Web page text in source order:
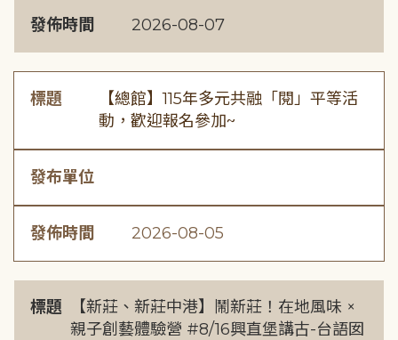
發佈時間 2026-08-07
標題
【總館】115年多元共融「閱」平等活
動，歡迎報名參加~
發布單位
發佈時間 2026-08-05
標題
【新莊、新莊中港】鬧新莊！在地風味 ×
親子創藝體驗營 #8/16興直堡講古-台語囡